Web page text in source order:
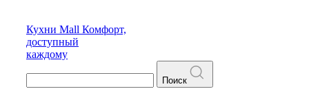
Кухни Mall Комфорт,
доступный
каждому
Поиск